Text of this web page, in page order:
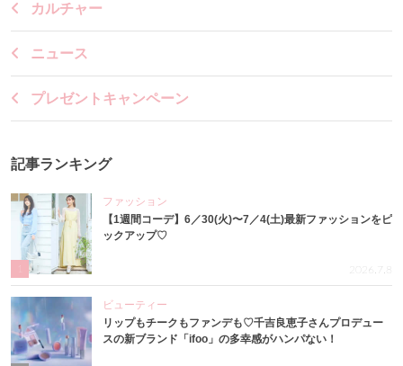
カルチャー
ニュース
プレゼントキャンペーン
記事ランキング
ファッション
【1週間コーデ】6／30(火)〜7／4(土)最新ファッションをピ
ックアップ♡
2026.7.8
ビューティー
リップもチークもファンデも♡千吉良恵子さんプロデュー
スの新ブランド「ifoo」の多幸感がハンパない！